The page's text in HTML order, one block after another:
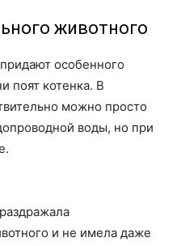
животного
особенного
поят котенка. В
можно просто
воды, но при
и не имела даже